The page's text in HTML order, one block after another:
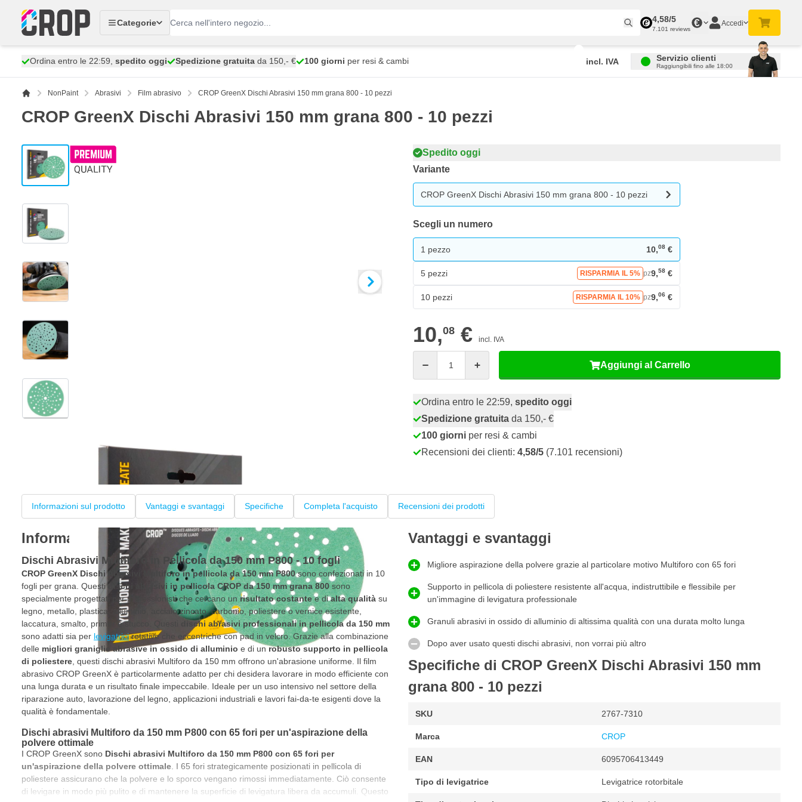
Categorie
4,58/5
7.101 reviews
€ Accedi
Ordina entro le 22:59, spedito oggi Spedizione gratuita da 150,- € 100 giorni per resi & cambi incl. IVA Servizio clienti
Raggiungibili fino alle 18:00
NonPaint Abrasivi Film abrasivo CROP GreenX Dischi Abrasivi 150 mm grana 800 - 10 pezzi
CROP GreenX Dischi Abrasivi 150 mm grana 800 - 10 pezzi
View larger image
View larger image
View larger image
View larger image
View larger image
Spedito oggi
Variante
CROP GreenX Dischi Abrasivi 150 mm grana 800 - 10 pezzi
Scegli un numero
1 pezzo 10,08 €
5 pezzi RISPARMIA IL 5% pz9,58 €
10 pezzi RISPARMIA IL 10% pz9,06 €
10,08 € incl. IVA
Aggiungi al Carrello
Ordina entro le 22:59, spedito oggi
Spedizione gratuita da 150,- €
100 giorni per resi & cambi
Recensioni dei clienti: 4,58/5 (7.101 recensioni)
Informazioni sul prodotto Vantaggi e svantaggi Specifiche Completa l'acquisto Recensioni dei prodotti
Informazioni sul prodotto
Dischi Abrasivi Multiforo in Pellicola da 150 mm P800 - 10 fogli
CROP GreenX Dischi Abrasivi Multiforo in pellicola da 150 mm P800sono confezionati in 10
fogli per grana. Questi dischi abrasivi in pellicola CROP da 150 mm grana 800sono
specialmente progettati per professionisti che cercano unrisultato costantee dialta qualità su
legno, metallo, plastica, alluminio, acciaio zincato, carbonio, poliestere o vernice esistente,
laccatura, smalto, primer e stucco. Questi
dischi abrasivi professionali in pellicola da 150 mm
sono adatti sia per levigatricirotative che eccentriche con pad in velcro. Grazie alla combinazione
delle migliori graniglie abrasive in ossido di alluminio e di unrobusto supporto in pellicola
di poliestere , questi dischi abrasivi Multiforo da 150 mm offrono un'abrasione uniforme. Il film
abrasivo CROP GreenX è particolarmente adatto per chi desidera lavorare in modo efficiente con
una lunga durata e un risultato finale impeccabile. Ideale per un uso intensivo nel settore della
riparazione auto, lavorazione del legno, applicazioni industriali e lavori fai-da-te esigenti dove la
qualità è fondamentale.
Dischi abrasivi Multiforo da 150 mm P800 con 65 fori per un'aspirazione della
polvere ottimale
I CROP GreenX sono Dischi abrasivi Multiforo da 150 mm P800 con 65 fori per
un'aspirazione della polvere ottimale . I 65 fori strategicamente posizionati in pellicola di
poliestere assicurano che la polvere e lo sporco vengano rimossi immediatamente. Ciò consente
di levigare in modo più pulito e di mantenere la superficie di levigatura libera da accumuli. Questo
Vantaggi e svantaggi
Migliore aspirazione della polvere grazie al particolare motivo Multiforo con 65 fori
Supporto in pellicola di poliestere resistente all'acqua, indistruttibile e flessibile per
un'immagine di levigatura professionale
Granuli abrasivi in ossido di alluminio di altissima qualità con una durata molto lunga
Dopo aver usato questi dischi abrasivi, non vorrai più altro
Specifiche di CROP GreenX Dischi Abrasivi 150 mm
grana 800 - 10 pezzi
SKU 2767-7310
Marca CROP
EAN 6095706413449
Tipo di levigatrice Levigatrice rotorbitale